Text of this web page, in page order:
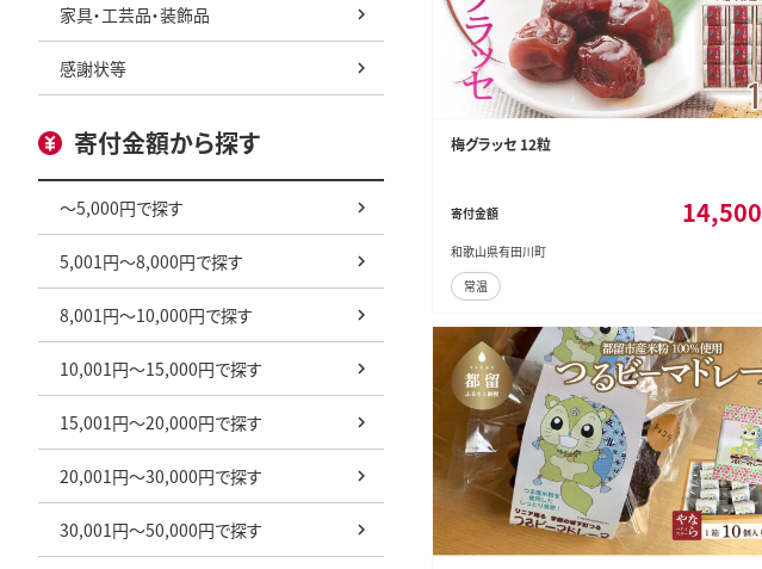
家具・工芸品・装飾品
感謝状等
寄付金額から探す
～5,000円で探す
5,001円～8,000円で探す
8,001円～10,000円で探す
10,001円～15,000円で探す
15,001円～20,000円で探す
20,001円～30,000円で探す
30,001円～50,000円で探す
梅グラッセ 12粒
寄付金額 14,500
和歌山県有田川町
常温